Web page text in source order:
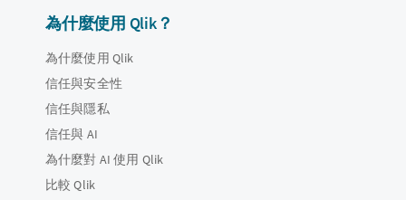
為什麼使用 Qlik？
為什麼使用 Qlik
信任與安全性
信任與隱私
信任與 AI
為什麼對 AI 使用 Qlik
比較 Qlik